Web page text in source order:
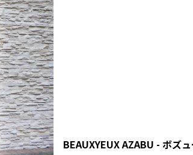
BEAUXYEUX AZABU - ボズ